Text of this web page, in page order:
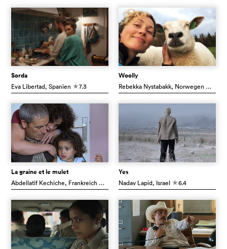
Sorda
Eva Libertad, Spanien c7.3
Woolly
Rebekka Nystabakk, Norwegen
La graine et le mulet
Abdellatif Kechiche, Frankreich
Yes
Nadav Lapid, Israel c6.4